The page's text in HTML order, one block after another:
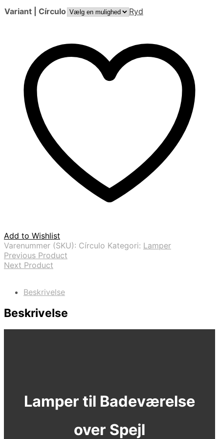
Variant | Círculo Ryd
Add to Wishlist
Varenummer (SKU): Círculo Kategori: Lamper
Previous Product
Next Product
Beskrivelse
Beskrivelse
Lamper til Badeværelse
over Spejl